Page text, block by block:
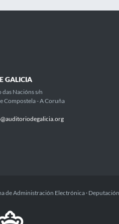
GALICIA
Nacións s/n
Compostela - A Coruña
de Administración Electrónica ·